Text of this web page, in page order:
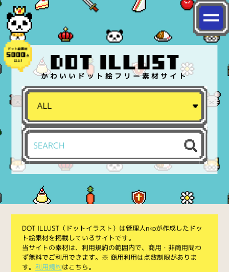
かわいいドット絵フリー素材サイト
DOT ILLUST（ドットイラスト）は管理人nkoが作成したドッ
ト絵素材を掲載しているサイトです。
当サイトの素材は、利用規約の範囲内で、商用・非商用問わ
ず無料でご利用できます。※ 商用利用は点数制限がありま
す。 利用規約はこちら。